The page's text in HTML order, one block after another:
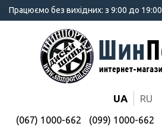
Працюємо без вихідних: з 9:00 до 19:00
UA RU
(067) 1000-662 (099) 1000-662